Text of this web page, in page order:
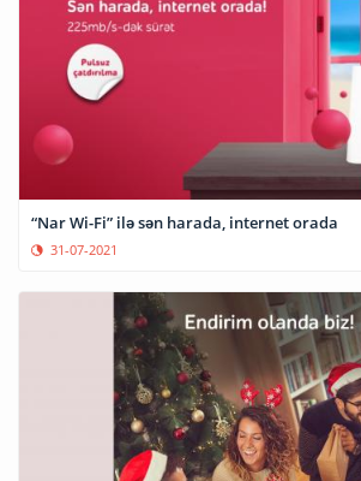
“Nar Wi-Fi” ilə sən harada, internet orada
31-07-2021